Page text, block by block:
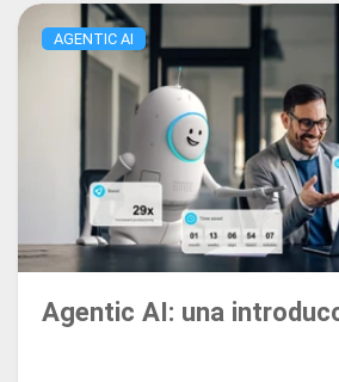
AGENTIC AI
Agentic AI: una